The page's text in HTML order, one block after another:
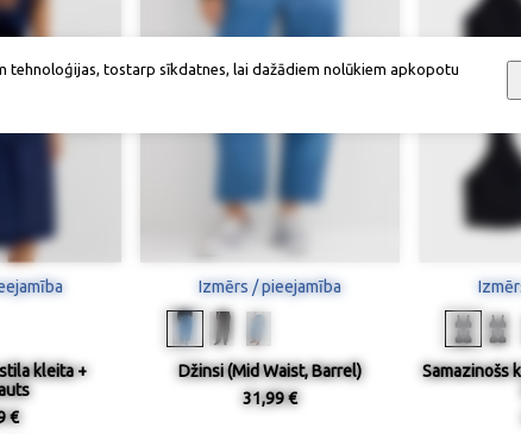
kleita +
€
Izmērs / pieejamība
Džinsi (Mid Waist, Barrel)
31,99 €
Samazinošs
tehnoloģijas, tostarp sīkdatnes, lai dažādiem nolūkiem apkopotu